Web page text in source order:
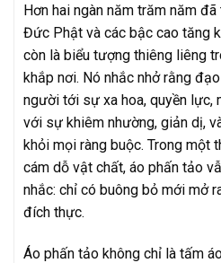
Hơn hai ngàn năm trăm năm
Đức Phật và các bậc cao tăng
còn là biểu tượng thiêng liêng
khắp nơi. Nó nhắc nhở rằng
người tới sự xa hoa, quyền lực,
với sự khiêm nhường, giản dị,
khỏi mọi ràng buộc. Trong một
cám dỗ vật chất, áo phấn tảo
nhắc: chỉ có buông bỏ mới mở
đích thực.
Áo phấn tảo không chỉ là tấm